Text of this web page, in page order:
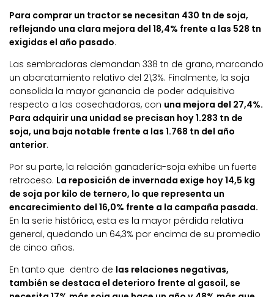
Para comprar un tractor se necesitan 430 tn de soja,
reflejando una clara mejora del 18,4% frente a las 528 tn
exigidas el año pasado.
Las sembradoras demandan 338 tn de grano, marcando
un abaratamiento relativo del 21,3%. Finalmente, la soja
consolida la mayor ganancia de poder adquisitivo
respecto a las cosechadoras, con una mejora del 27,4%.
Para adquirir una unidad se precisan hoy 1.283 tn de
soja, una baja notable frente a las 1.768 tn del año
anterior.
Por su parte, la relación ganadería-soja exhibe un fuerte
retroceso. La reposición de invernada exige hoy 14,5 kg
de soja por kilo de ternero, lo que representa un
encarecimiento del 16,0% frente a la campaña pasada.
En la serie histórica, esta es la mayor pérdida relativa
general, quedando un 64,3% por encima de su promedio
de cinco años.
En tanto que dentro de las relaciones negativas,
también se destaca el deterioro frente al gasoil, se